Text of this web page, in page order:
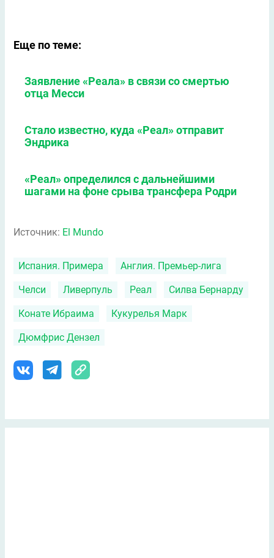
Еще по теме:
Заявление «Реала» в связи со смертью
отца Месси
Стало известно, куда «Реал» отправит
Эндрика
«Реал» определился с дальнейшими
шагами на фоне срыва трансфера Родри
Источник: El Mundo
Испания. Примера Англия. Премьер-лига
Челси Ливерпуль Реал Силва Бернарду
Конате Ибраима Кукурелья Марк
Дюмфрис Дензел